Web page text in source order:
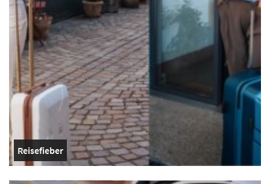
Reisefieber